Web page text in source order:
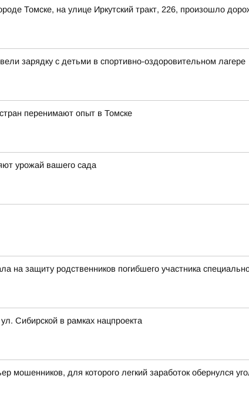
Томске, на улице Иркутский тракт, 226, произошло
зарядку с детьми в спортивно-оздоровительном лагере
перенимают опыт в Томске
урожай вашего сада
на защиту родственников погибшего участника
Сибирской в рамках нацпроекта
мошенников, для которого легкий заработок обернулся